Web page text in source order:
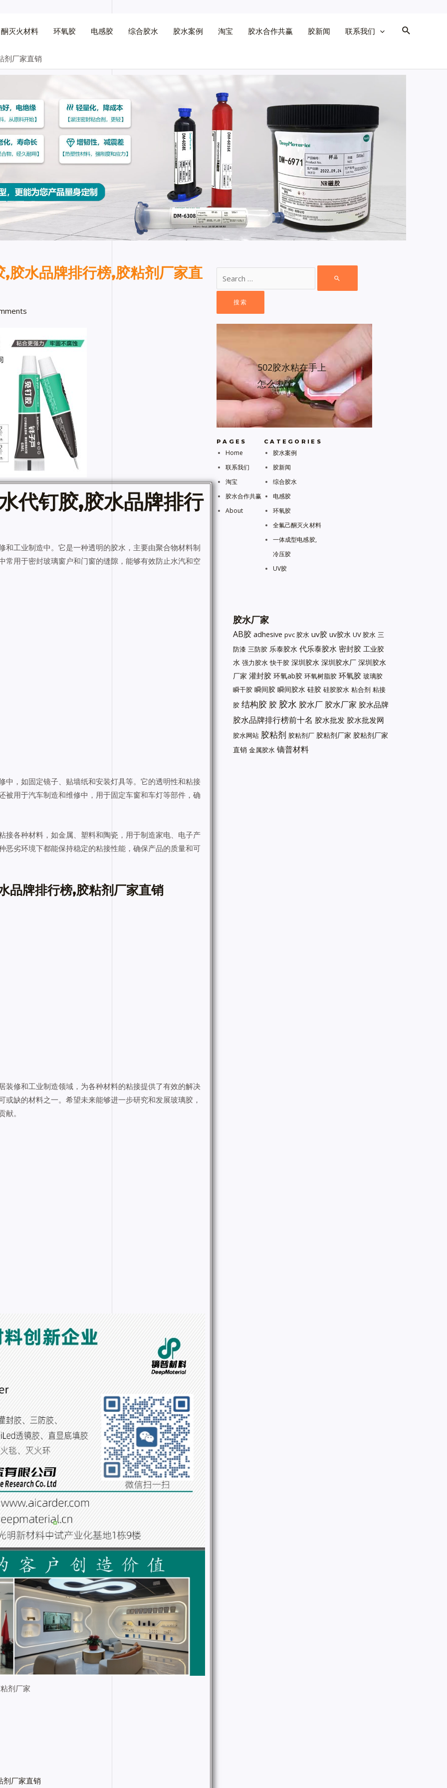
灭火材料 环氧胶 电感胶 综合胶水 胶水案例 淘宝 胶水合作共赢 胶新闻 联系我们
剂厂家直销
胶水品牌排行榜,胶粘剂厂家直
代钉胶,胶水品牌排行
工业制造中。它是一种透明的胶水，主要由聚合物材料制
用于密封玻璃窗户和门窗的缝隙，能够有效防止水汽和空
，如固定镜子、贴墙纸和安装灯具等。它的透明性和粘接
用于汽车制造和维修中，用于固定车窗和车灯等部件，确
各种材料，如金属、塑料和陶瓷，用于制造家电、电子产
劣环境下都能保持稳定的粘接性能，确保产品的质量和可
品牌排行榜,胶粘剂厂家直销
修和工业制造领域，为各种材料的粘接提供了有效的解决
缺的材料之一。希望未来能够进一步研究和发展玻璃胶，
。
剂厂家
剂厂家直销
502胶水粘在手上
怎么去除
PAGES
Home
联系我们
淘宝
胶水合作共赢
About
CATEGORIES
胶水案例
胶新闻
综合胶水
电感胶
环氧胶
全氟己酮灭火材料
一体成型电感胶,
冷压胶
UV胶
胶水厂家
AB胶 adhesive pvc 胶水 uv胶 uv胶水 UV 胶水 三
防漆 三防胶 乐泰胶水 代乐泰胶水 密封胶 工业胶
水 强力胶水 快干胶 深圳胶水 深圳胶水厂 深圳胶水
厂家 灌封胶 环氧ab胶 环氧树脂胶 环氧胶 玻璃胶
瞬干胶 瞬间胶 瞬间胶水 硅胶 硅胶胶水 粘合剂 粘接
胶 结构胶 胶 胶水 胶水厂 胶水厂家 胶水品牌
胶水品牌排行榜前十名 胶水批发 胶水批发网
胶水网站 胶粘剂 胶粘剂厂 胶粘剂厂家 胶粘剂厂家
直销 金属胶水 镝普材料